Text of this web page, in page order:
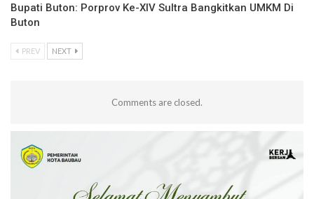
Bupati Buton: Porprov Ke-XIV Sultra Bangkitkan UMKM Di
Buton
PREV NEXT
Comments are closed.